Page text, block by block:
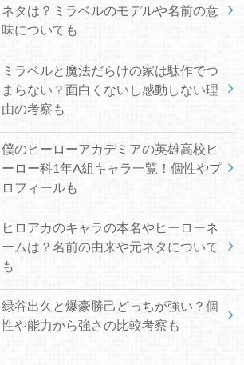
ネタは？ミラベルのモデルや名前の意
味についても
ミラベルと魔法だらけの家は駄作でつ
まらない？面白くないし感動しない理
由の考察も
僕のヒーローアカデミアの英雄高校ヒ
ーロー科1年A組キャラ一覧！個性やプ
ロフィールも
ヒロアカのキャラの本名やヒーローネ
ームは？名前の由来や元ネタについて
も
緑谷出久と爆豪勝己どっちが強い？個
性や能力から強さの比較考察も